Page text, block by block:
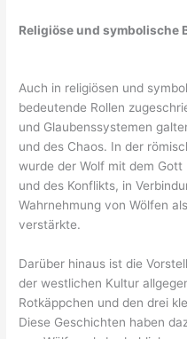
Religiöse und symbolische
Auch in religiösen und
bedeutende Rollen
und Glaubenssystemen
und des Chaos. In der
wurde der Wolf mit dem
und des Konflikts, in
Wahrnehmung von Wölfen
verstärkte.
Darüber hinaus ist die
der westlichen Kultur
Rotkäppchen und den drei
Diese Geschichten haben